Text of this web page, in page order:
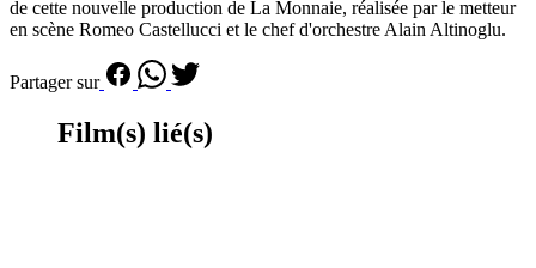
de cette nouvelle production de La Monnaie, réalisée par le metteur
en scène Romeo Castellucci et le chef d'orchestre Alain Altinoglu.
Partager sur
Film(s) lié(s)